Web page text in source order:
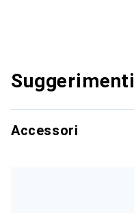
Suggerimenti
Accessori